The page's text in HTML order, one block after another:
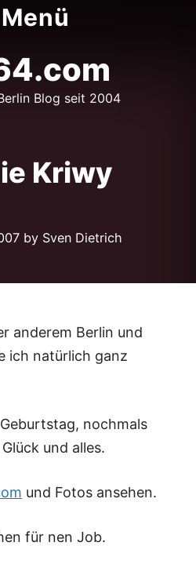
Menü
Blog seit 2004
Kriwy
by Sven Dietrich
anderem Berlin und
ich natürlich ganz
nochmals
und alles.
und Fotos ansehen.
für nen Job.